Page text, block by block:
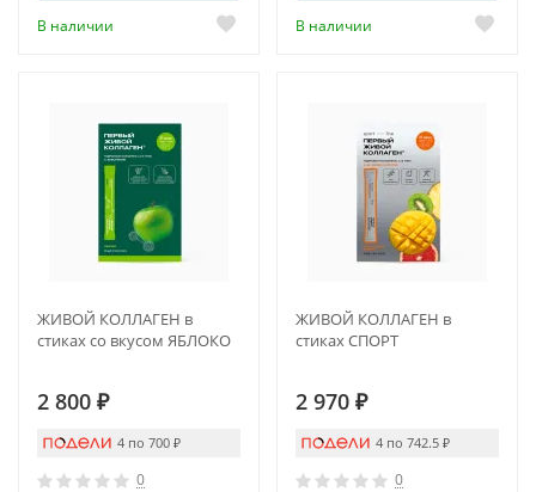
В наличии В наличии
ЖИВОЙ КОЛЛАГЕН в
стиках со вкусом ЯБЛОКО
2 800 ₽
4 по 700 ₽
0
ЖИВОЙ КОЛЛАГЕН в
стиках СПОРТ
2 970 ₽
4 по 742.5 ₽
0